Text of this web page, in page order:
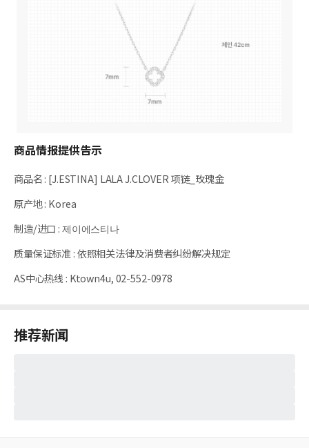
商品情报提供告示
商品名: [J.ESTINA] LALA J.CLOVER 项链_玫瑰金
原产地: Korea
制造/进口 :제이에스티나
质量保证标准 :依照相关法律及消费者纠纷解决规定
AS中心热线 : Ktown4u, 02-552-0978
推荐新闻